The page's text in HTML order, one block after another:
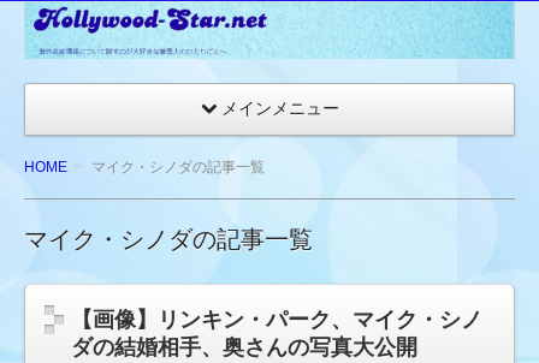
☆
ウ
ッ
タ
ー
ネ
ッ
メインメニュー
HOME マイク・シノダの記事一覧
マイク・シノダの記事一覧
【画像】リンキン・パーク、マイク・シノ
ダの結婚相手、奥さんの写真大公開